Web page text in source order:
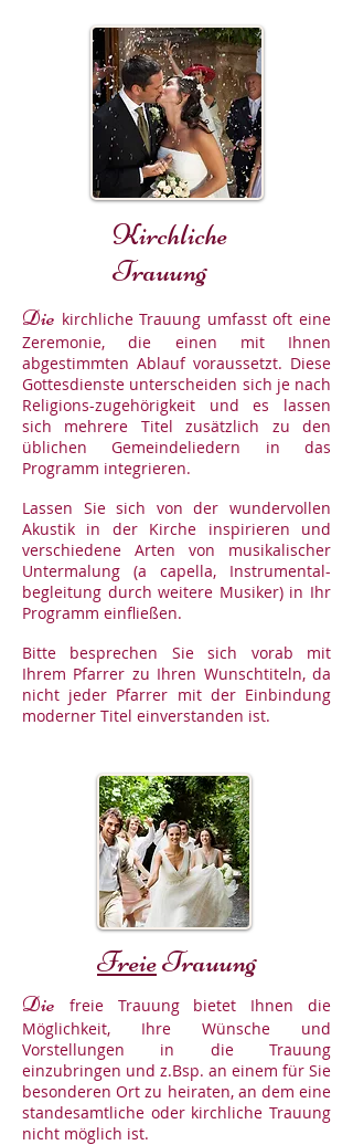
Kirchliche
Trauung
Die kirchliche Trauung umfasst oft eine
Zeremonie, die einen mit Ihnen
abgestimmten Ablauf voraussetzt. Diese
Gottesdienste unterscheiden sich je nach
Religions-zugehörigkeit und es lassen
sich mehrere Titel zusätzlich zu den
üblichen Gemeindeliedern in das
Programm integrieren.
Lassen Sie sich von der wundervollen
Akustik in der Kirche inspirieren und
verschiedene Arten von musikalischer
Untermalung (a capella, Instrumental-
begleitung durch weitere Musiker) in Ihr
Programm einfließen.
Bitte besprechen Sie sich vorab mit
Ihrem Pfarrer zu Ihren Wunschtiteln, da
nicht jeder Pfarrer mit der Einbindung
moderner Titel einverstanden ist.
FreieTrauung
Die
freie Trauung bietet Ihnen die
Möglichkeit, Ihre Wünsche und
Vorstellungen in die Trauung
einzubringen und z.Bsp. an einem für Sie
besonderen Ort zu heiraten, an dem eine
standesamtliche oder kirchliche Trauung
nicht möglich ist.